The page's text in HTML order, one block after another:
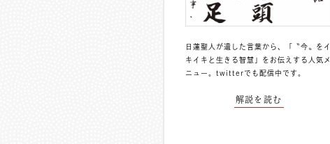
日蓮聖人が遺した言葉から、「〝今〟をイ
キイキと生きる智慧」をお伝えする人気メ
ニュー。 twitterでも配信中 です。
解説を読む